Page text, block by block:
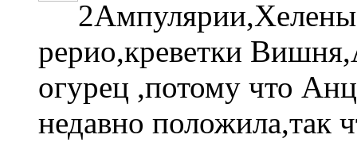
рерио,креветки
огурец ,потому что
недавно положила,так